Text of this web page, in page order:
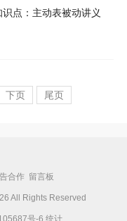
点：主动表被动讲义
下页 尾页
合作 留言板
All Rights Reserved
号-6 统计